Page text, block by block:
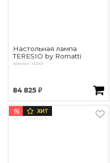
Настольная лампа
TERESIO by Romatti
Артикул: N2001
84 825 ₽
% ХИТ